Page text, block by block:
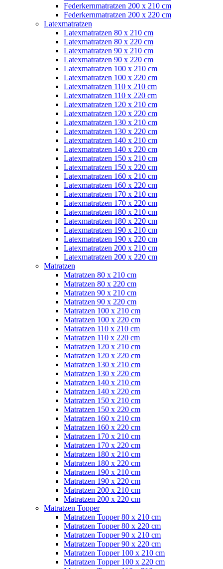
Federkernmatratzen 200 x 210 cm
Federkernmatratzen 200 x 220 cm
Latexmatratzen
Latexmatratzen 80 x 210 cm
Latexmatratzen 80 x 220 cm
Latexmatratzen 90 x 210 cm
Latexmatratzen 90 x 220 cm
Latexmatratzen 100 x 210 cm
Latexmatratzen 100 x 220 cm
Latexmatratzen 110 x 210 cm
Latexmatratzen 110 x 220 cm
Latexmatratzen 120 x 210 cm
Latexmatratzen 120 x 220 cm
Latexmatratzen 130 x 210 cm
Latexmatratzen 130 x 220 cm
Latexmatratzen 140 x 210 cm
Latexmatratzen 140 x 220 cm
Latexmatratzen 150 x 210 cm
Latexmatratzen 150 x 220 cm
Latexmatratzen 160 x 210 cm
Latexmatratzen 160 x 220 cm
Latexmatratzen 170 x 210 cm
Latexmatratzen 170 x 220 cm
Latexmatratzen 180 x 210 cm
Latexmatratzen 180 x 220 cm
Latexmatratzen 190 x 210 cm
Latexmatratzen 190 x 220 cm
Latexmatratzen 200 x 210 cm
Latexmatratzen 200 x 220 cm
Matratzen
Matratzen 80 x 210 cm
Matratzen 80 x 220 cm
Matratzen 90 x 210 cm
Matratzen 90 x 220 cm
Matratzen 100 x 210 cm
Matratzen 100 x 220 cm
Matratzen 110 x 210 cm
Matratzen 110 x 220 cm
Matratzen 120 x 210 cm
Matratzen 120 x 220 cm
Matratzen 130 x 210 cm
Matratzen 130 x 220 cm
Matratzen 140 x 210 cm
Matratzen 140 x 220 cm
Matratzen 150 x 210 cm
Matratzen 150 x 220 cm
Matratzen 160 x 210 cm
Matratzen 160 x 220 cm
Matratzen 170 x 210 cm
Matratzen 170 x 220 cm
Matratzen 180 x 210 cm
Matratzen 180 x 220 cm
Matratzen 190 x 210 cm
Matratzen 190 x 220 cm
Matratzen 200 x 210 cm
Matratzen 200 x 220 cm
Matratzen Topper
Matratzen Topper 80 x 210 cm
Matratzen Topper 80 x 220 cm
Matratzen Topper 90 x 210 cm
Matratzen Topper 90 x 220 cm
Matratzen Topper 100 x 210 cm
Matratzen Topper 100 x 220 cm